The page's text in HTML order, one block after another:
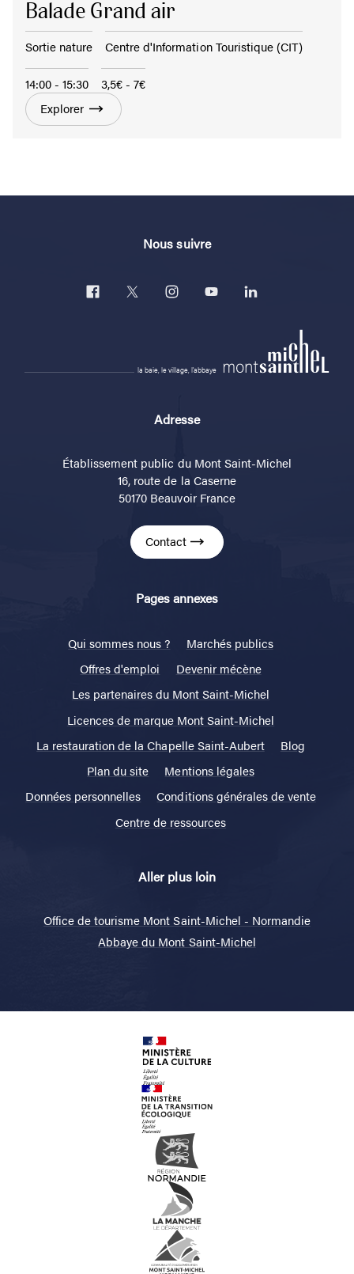
Balade Grand air
Sortie nature Centre d'Information Touristique (CIT)
14:00 - 15:30
3,5€ - 7€
Explorer
Nous suivre
la baie, le village, l'abbaye
Adresse
Établissement public du Mont Saint-Michel
16, route de la Caserne
50170 Beauvoir France
Contact
Pages annexes
Qui sommes nous ?
Marchés publics
Offres d'emploi
Devenir mécène
Les partenaires du Mont Saint-Michel
Licences de marque Mont Saint-Michel
La restauration de la Chapelle Saint-Aubert
Blog
Plan du site
Mentions légales
Données personnelles
Conditions générales de vente
Centre de ressources
Aller plus loin
Office de tourisme Mont Saint-Michel - Normandie
Abbaye du Mont Saint-Michel